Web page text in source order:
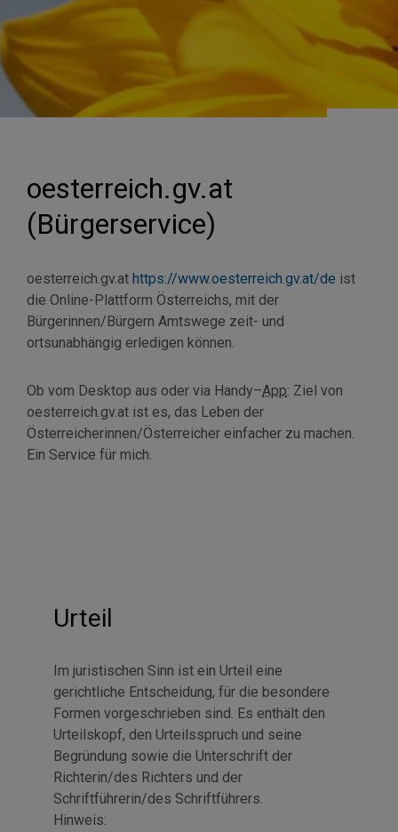
oesterreich.gv.at
(Bürgerservice)
oesterreich.gv.at https://www.oesterreich.gv.at/de ist
die Online-Plattform Österreichs, mit der
Bürgerinnen/Bürgern Amtswege zeit- und
ortsunabhängig erledigen können.
Ob vom Desktop aus oder via Handy–App: Ziel von
oesterreich.gv.at ist es, das Leben der
Österreicherinnen/Österreicher einfacher zu machen.
Ein Service für mich.
Urteil
Im juristischen Sinn ist ein Urteil eine
gerichtliche Entscheidung, für die besondere
Formen vorgeschrieben sind. Es enthält den
Urteilskopf, den Urteilsspruch und seine
Begründung sowie die Unterschrift der
Richterin/des Richters und der
Schriftführerin/des Schriftführers.
Hinweis: